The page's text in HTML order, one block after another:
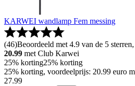
KARWEI wandlamp Fem messing
(46)Beoordeeld met 4.9 van de 5
20.99 met Club Karwei
25% korting25% korting
25% korting, voordeelprijs: 20.99 euro
27.99